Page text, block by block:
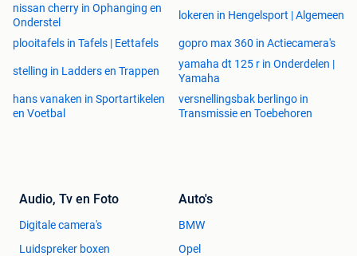
nissan cherry in Ophanging en
Onderstel
lokeren in Hengelsport | Algemeen
plooitafels in Tafels | Eettafels gopro max 360 in Actiecamera's
stelling in Ladders en Trappen
yamaha dt 125 r in Onderdelen |
Yamaha
hans vanaken in Sportartikelen
en Voetbal
versnellingsbak berlingo in
Transmissie en Toebehoren
Audio, Tv en Foto
Digitale camera's
Luidspreker boxen
Auto's
BMW
Opel